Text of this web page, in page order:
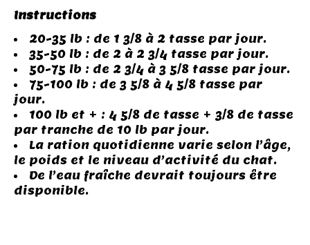
Instructions
20-35 lb : de 1 3/8 à 2 tasse par jour.
35-50 lb : de 2 à 2 3/4 tasse par jour.
50-75 lb : de 2 3/4 à 3 5/8 tasse par jour.
75-100 lb : de 3 5/8 à 4 5/8 tasse par
jour.
100 lb et + : 4 5/8 de tasse + 3/8 de tasse
par tranche de 10 lb par jour.
La ration quotidienne varie selon l’âge,
le poids et le niveau d’activité du chat.
De l’eau fraîche devrait toujours être
disponible.